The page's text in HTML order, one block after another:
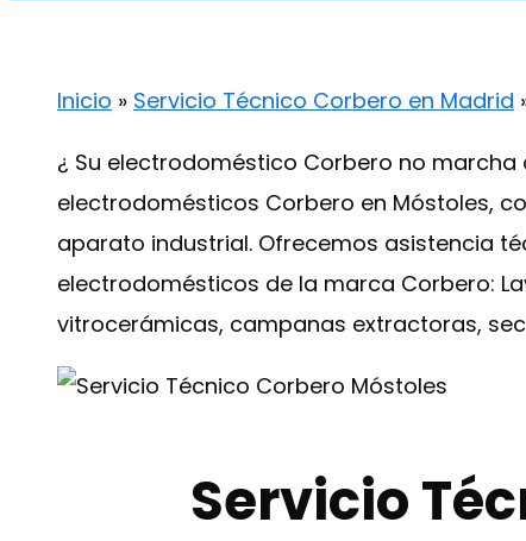
Inicio » Servicio Técnico Corbero en Madrid
¿ Su electrodoméstico Corbero no marcha
electrodomésticos Corbero en Móstoles,
aparato industrial. Ofrecemos asistencia
electrodomésticos de la marca Corbero:
vitrocerámicas, campanas extractoras,
Servicio